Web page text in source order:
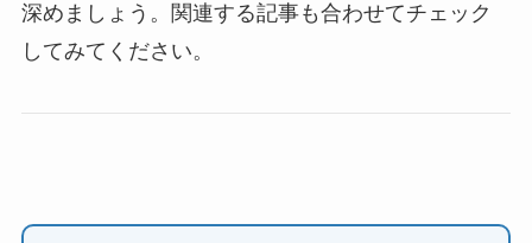
深めましょう。関連する記事も合わせてチェック
してみてください。